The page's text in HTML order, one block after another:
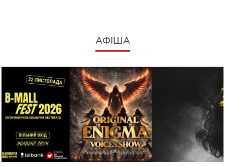
АФІША